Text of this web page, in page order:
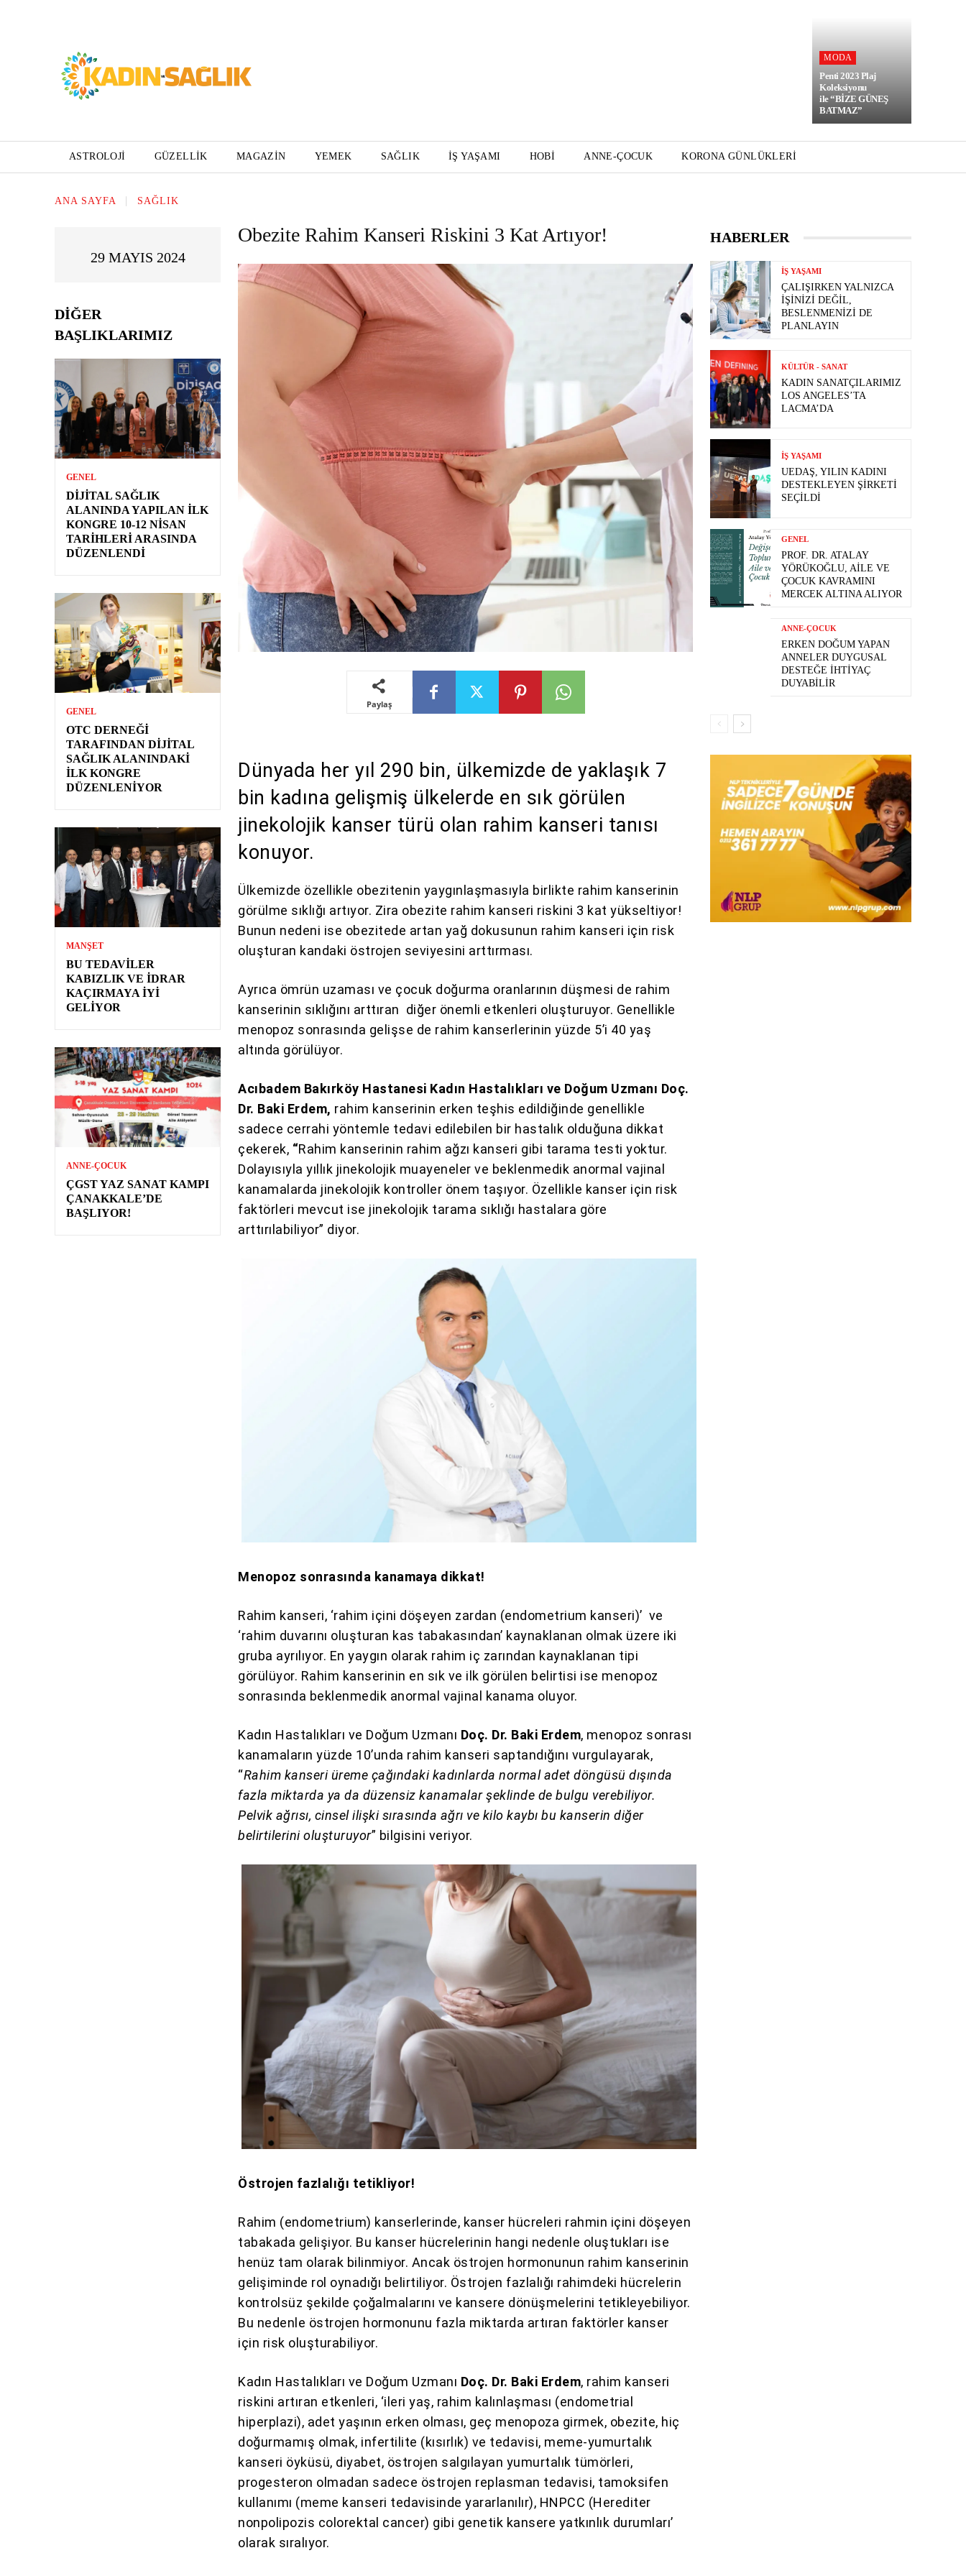
MODA
Penti 2023 Plaj
Koleksiyonu
ile “BİZE GÜNEŞ
BATMAZ”
ASTROLOJI GÜZELLIK MAGAZIN YEMEK SAĞLIK İŞ YAŞAMI HOBI ANNE-ÇOCUK KORONA GÜNLÜKLERI
ANA SAYFA SAĞLIK
29 MAYIS 2024
DIĞER
BAŞLIKLARIMIZ
GENEL
DIJITAL SAĞLIK
ALANINDA YAPILAN İLK
KONGRE 10-12 NISAN
TARIHLERI ARASINDA
DÜZENLENDI
GENEL
OTC DERNEĞI
TARAFINDAN DIJITAL
SAĞLIK ALANINDAKI
İLK KONGRE
DÜZENLENIYOR
MANŞET
BU TEDAVILER
KABIZLIK VE İDRAR
KAÇIRMAYA İYI
GELIYOR
ANNE-ÇOCUK
ÇGST YAZ SANAT KAMPI
ÇANAKKALE’DE
BAŞLIYOR!
Obezite Rahim Kanseri Riskini 3 Kat Artıyor!
Paylaş
Dünyada her yıl 290 bin, ülkemizde de yaklaşık 7
bin kadına gelişmiş ülkelerde en sık görülen
jinekolojik kanser türü olan rahim kanseri tanısı
konuyor.
Ülkemizde özellikle obezitenin yaygınlaşmasıyla birlikte rahim kanserinin
görülme sıklığı artıyor. Zira obezite rahim kanseri riskini 3 kat yükseltiyor!
Bunun nedeni ise obezitede artan yağ dokusunun rahim kanseri için risk
oluşturan kandaki östrojen seviyesini arttırması.
Ayrıca ömrün uzaması ve çocuk doğurma oranlarının düşmesi de rahim
kanserinin sıklığını arttıran diğer önemli etkenleri oluşturuyor. Genellikle
menopoz sonrasında gelişse de rahim kanserlerinin yüzde 5’i 40 yaş
altında görülüyor.
Acıbadem Bakırköy Hastanesi Kadın Hastalıkları ve Doğum Uzmanı Doç.
Dr. Baki Erdem, rahim kanserinin erken teşhis edildiğinde genellikle
sadece cerrahi yöntemle tedavi edilebilen bir hastalık olduğuna dikkat
çekerek, “Rahim kanserinin rahim ağzı kanseri gibi tarama testi yoktur.
Dolayısıyla yıllık jinekolojik muayeneler ve beklenmedik anormal vajinal
kanamalarda jinekolojik kontroller önem taşıyor. Özellikle kanser için risk
faktörleri mevcut ise jinekolojik tarama sıklığı hastalara göre
arttırılabiliyor” diyor.
Menopoz sonrasında kanamaya dikkat!
Rahim kanseri, ‘rahim içini döşeyen zardan (endometrium kanseri)’ ve
‘rahim duvarını oluşturan kas tabakasından’ kaynaklanan olmak üzere iki
gruba ayrılıyor. En yaygın olarak rahim iç zarından kaynaklanan tipi
görülüyor. Rahim kanserinin en sık ve ilk görülen belirtisi ise menopoz
sonrasında beklenmedik anormal vajinal kanama oluyor.
Kadın Hastalıkları ve Doğum Uzmanı Doç. Dr. Baki Erdem, menopoz sonrası
kanamaların yüzde 10’unda rahim kanseri saptandığını vurgulayarak,
“Rahim kanseri üreme çağındaki kadınlarda normal adet döngüsü dışında
fazla miktarda ya da düzensiz kanamalar şeklinde de bulgu verebiliyor.
Pelvik ağrısı, cinsel ilişki sırasında ağrı ve kilo kaybı bu kanserin diğer
belirtilerini oluşturuyor” bilgisini veriyor.
Östrojen fazlalığı tetikliyor!
Rahim (endometrium) kanserlerinde, kanser hücreleri rahmin içini döşeyen
tabakada gelişiyor. Bu kanser hücrelerinin hangi nedenle oluştukları ise
henüz tam olarak bilinmiyor. Ancak östrojen hormonunun rahim kanserinin
gelişiminde rol oynadığı belirtiliyor. Östrojen fazlalığı rahimdeki hücrelerin
kontrolsüz şekilde çoğalmalarını ve kansere dönüşmelerini tetikleyebiliyor.
Bu nedenle östrojen hormonunu fazla miktarda artıran faktörler kanser
için risk oluşturabiliyor.
Kadın Hastalıkları ve Doğum Uzmanı Doç. Dr. Baki Erdem, rahim kanseri
riskini artıran etkenleri, ‘ileri yaş, rahim kalınlaşması (endometrial
hiperplazi), adet yaşının erken olması, geç menopoza girmek, obezite, hiç
doğurmamış olmak, infertilite (kısırlık) ve tedavisi, meme-yumurtalık
kanseri öyküsü, diyabet, östrojen salgılayan yumurtalık tümörleri,
progesteron olmadan sadece östrojen replasman tedavisi, tamoksifen
kullanımı (meme kanseri tedavisinde yararlanılır), HNPCC (Herediter
nonpolipozis colorektal cancer) gibi genetik kansere yatkınlık durumları’
olarak sıralıyor.
HABERLER
İŞ YAŞAMI
ÇALIŞIRKEN YALNIZCA
İŞINIZI DEĞIL,
BESLENMENIZI DE
PLANLAYIN
KÜLTÜR - SANAT
KADIN SANATÇILARIMIZ
LOS ANGELES’TA
LACMA’DA
İŞ YAŞAMI
UEDAŞ, YILIN KADINI
DESTEKLEYEN ŞIRKETI
SEÇILDI
GENEL
PROF. DR. ATALAY
YÖRÜKOĞLU, AILE VE
ÇOCUK KAVRAMINI
MERCEK ALTINA ALIYOR
ANNE-ÇOCUK
ERKEN DOĞUM YAPAN
ANNELER DUYGUSAL
DESTEĞE İHTIYAÇ
DUYABILIR